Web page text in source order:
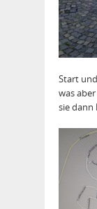
Start
was
sie dann